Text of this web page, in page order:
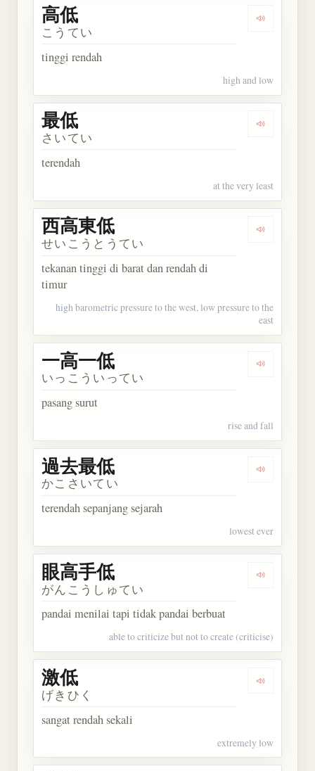
Dengarkan
高低
こうてい
tinggi rendah
high and low
Dengarkan
最低
さいてい
terendah
at the very least
Dengarkan
西高東低
せいこうとうてい
tekanan tinggi di barat dan rendah di
timur
high barometric pressure to the west, low pressure to the
east
Dengarkan
一高一低
いっこういってい
pasang surut
rise and fall
Dengarkan
過去最低
かこさいてい
terendah sepanjang sejarah
lowest ever
Dengarkan
眼高手低
がんこうしゅてい
pandai menilai tapi tidak pandai berbuat
able to criticize but not to create (criticise)
Dengarkan
激低
げきひく
sangat rendah sekali
extremely low